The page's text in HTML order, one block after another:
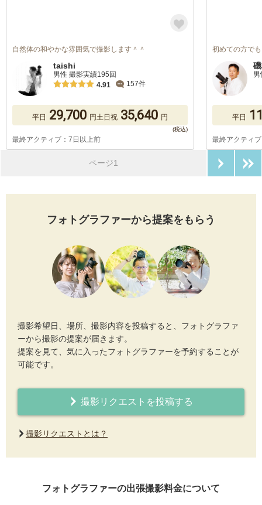
自然体の和やかな雰囲気で撮影します＾＾
taishi
男性 撮影実績195回
4.91
157件
平日 29,700 円土日祝 35,640 円
最終アクティブ：7日以上前
初めての方で
男
平日
最終アクティ
ページ1
フォトグラファーから提案をもらう
撮影希望日、場所、撮影内容を投稿すると、フォトグラファ
ーから撮影の提案が届きます。
提案を見て、気に入ったフォトグラファーを予約することが
可能です。
撮影リクエストを投稿する
撮影リクエストとは？
フォトグラファーの出張撮影料金について